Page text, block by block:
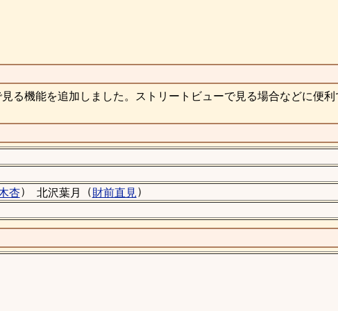
見る機能を追加しました。ストリートビューで見る場合などに便
杏） 北沢葉月 （財前直見）